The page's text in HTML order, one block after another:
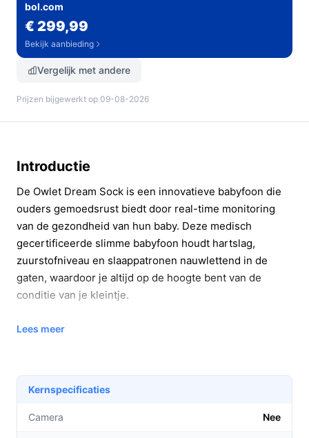
bol.com
€ 299,99
Bekijk aanbieding
Vergelijk met andere
Prijzen bijgewerkt op 09-08-2026
Introductie
De Owlet Dream Sock is een innovatieve babyfoon die
ouders gemoedsrust biedt door real-time monitoring
van de gezondheid van hun baby. Deze medisch
gecertificeerde slimme babyfoon houdt hartslag,
zuurstofniveau en slaappatronen nauwlettend in de
gaten, waardoor je altijd op de hoogte bent van de
conditie van je kleintje.
Belangrijkste voordelen
Real-time gezondheidsmonitoring: Ontvang direct
meldingen van hartslag en zuurstofniveau, zodat je
Lees meer
Kernspecificaties
Camera Nee